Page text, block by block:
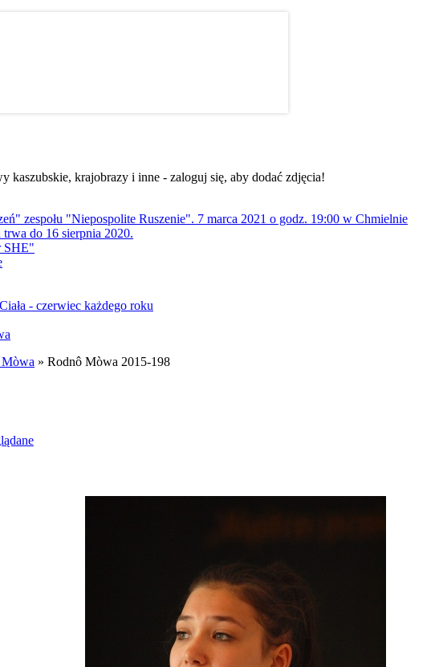
krajobrazy i inne - zaloguj się, aby dodać zdjęcia!
zespołu "Niepospolite Ruszenie". 7 marca 2021 o godz. 19:00 w Chmielnie
do 16 sierpnia 2020.
SHE"
- czerwiec każdego roku
Mòwa » Rodnô Mòwa 2015-198